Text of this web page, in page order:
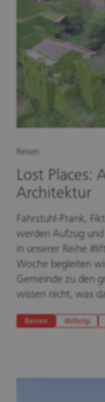
Reisen
Lost Places:
Architektur
Fahrstuhl-Prank,
werden Aufzug
in unserer Reihe
Woche begleiten
Gemeinde zu den
wissen nicht, was
Reisen #liftclip